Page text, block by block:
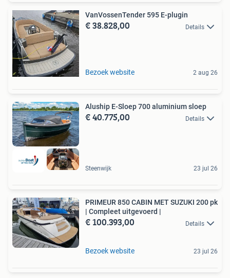
VanVossenTender 595 E-plugin
€ 38.828,00 Details
Bezoek website 2 aug 26
Aluship E-Sloep 700 aluminium sloep
€ 40.775,00 Details
Steenwijk 23 jul 26
PRIMEUR 850 CABIN MET SUZUKI 200 pk
| Compleet uitgevoerd |
€ 100.393,00 Details
Bezoek website 23 jul 26